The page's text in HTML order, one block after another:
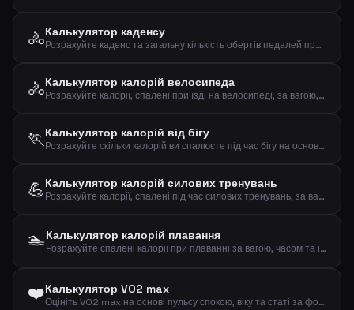
🚴Калькулятор каденсу
Розрахуйте каденс та загальну кількість обертів педалей при їзді на велосипеді
🚴Калькулятор калорій велосипеда
Розрахуйте калорії, спалені при їзді на велосипеді, за вагою, часом та швидкістю
🏃Калькулятор калорій від бігу
Розрахуйте скільки калорій ви спалюєте під час бігу на основі ваги та дистанції
💪Калькулятор калорій силових тренувань
Розрахуйте калорії, спалені під час силових тренувань, за вагою, часом та інтенсивністю
🏊Калькулятор калорій плавання
Розрахуйте спалені калорії при плаванні за вагою, часом та інтенсивністю
❤️Калькулятор VO2 max
Оцініть VO2 max на основі пульсу спокою, віку та статі за формулою Ута